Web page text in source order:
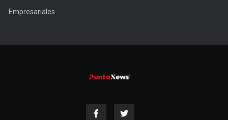
Empresariales